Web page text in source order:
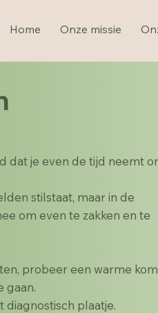
Home Onze missie
dat je even de tijd neemt
stilstaat, maar in de
om even te zakken en te
probeer een warme
gaan.
plaatje.